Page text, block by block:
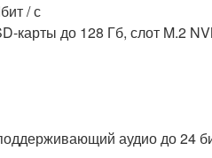
/ с
карты до 128 Гб, слот M.2
аудио до 24